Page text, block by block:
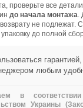
проверьте все
до начала монтажа
не подлежат.
до полной
любым
в
Украины